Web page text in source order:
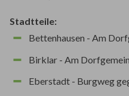
Stadtteile:
Bettenhausen - Am
Birklar - Am
Eberstadt - Burgweg